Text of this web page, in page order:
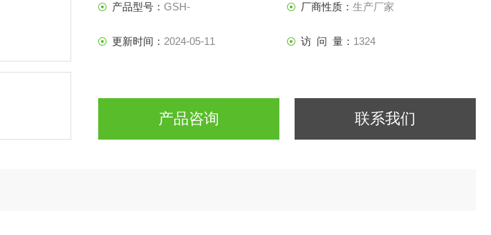
产品型号： GSH- 厂商性质： 生产厂家
更新时间： 2024-05-11 访 问 量： 1324
产品咨询 联系我们